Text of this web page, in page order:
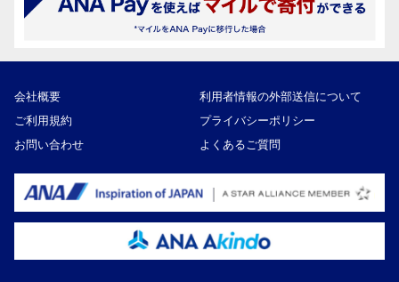
会社概要
利用者情報の外部送信について
ご利用規約
プライバシーポリシー
お問い合わせ
よくあるご質問